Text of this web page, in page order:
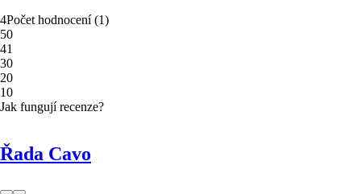
4Počet hodnocení(1)
50
41
30
20
10
Jak fungují recenze?
Řada Cavo